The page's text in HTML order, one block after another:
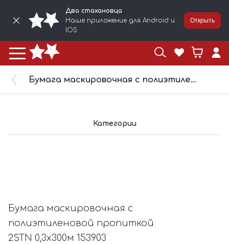
Два стахановца
Наше приложение для Android и
IOS
Открыть
Бумага маскировочная с полиэтиленовой пропиткой 2STN 0,3x300м 153903
Категории
Бумага маскировочная с
полиэтиленовой пропиткой
2STN 0,3x300м 153903